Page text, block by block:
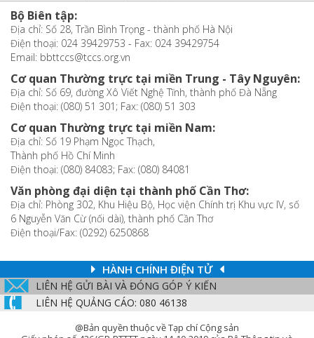
Bộ Biên tập:
Địa chỉ: Số 28, Trần Bình Trọng - thành phố Hà Nội
Điện thoại: 024 39429753 - Fax: 024 39429754
Email: bbttccs@tccs.org.vn
Cơ quan Thường trực tại miền Trung - Tây Nguyên:
Địa chỉ: Số 69, đường Xô Viết Nghệ Tĩnh, thành phố Đà Nẵng
Điện thoại: (080) 51 301; Fax: (080) 51 303
Cơ quan Thường trực tại miền Nam:
Địa chỉ: Số 19 Phạm Ngọc Thạch,
Thành phố Hồ Chí Minh
Điện thoại: (080) 84083; Fax: (080) 84081
Văn phòng đại diện tại thành phố Cần Thơ:
Địa chỉ: Phòng 302, Khu Hiệu Bộ, Học viện Chính trị Khu vực IV, số
6 Nguyễn Văn Cừ (nối dài), thành phố Cần Thơ
Điện thoại/Fax: (0292) 6250868
HÀNH CHÍNH ĐIỆN TỬ
LIÊN HỆ GỬI BÀI VÀ ĐÓNG GÓP Ý KIẾN
LIÊN HỆ QUẢNG CÁO: 080 46138
@Bản quyền thuộc về Tạp chí Cộng sản